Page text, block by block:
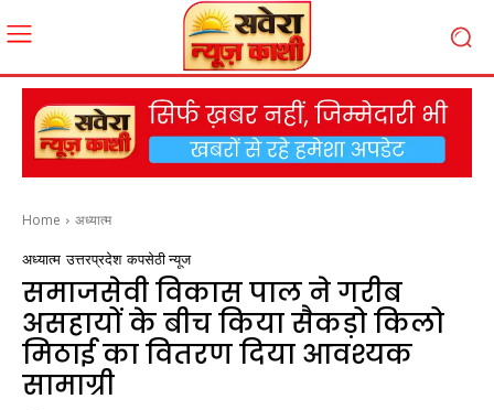
Home अध्यात्म
अध्यात्म उत्तरप्रदेश कपसेठी न्यूज
समाजसेवी विकास पाल ने गरीब
असहायों के बीच किया सैकड़ो किलो
मिठाई का वितरण दिया आवश्यक
सामाग्री